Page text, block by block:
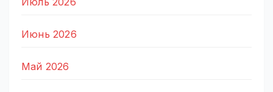
Июнь 2026
Май 2026